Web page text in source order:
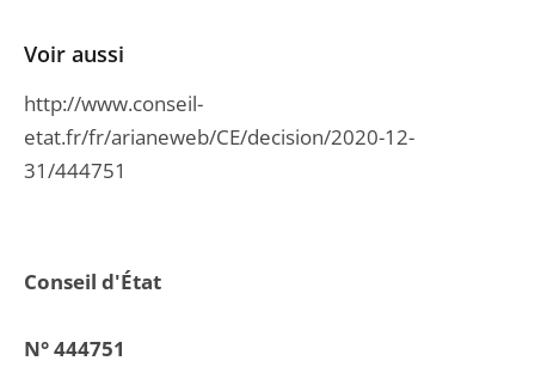
Conseil d'État
N° 444751
Voir aussi
http://www.conseil-
etat.fr/fr/arianeweb/CE/decision/2020-12-
31/444751